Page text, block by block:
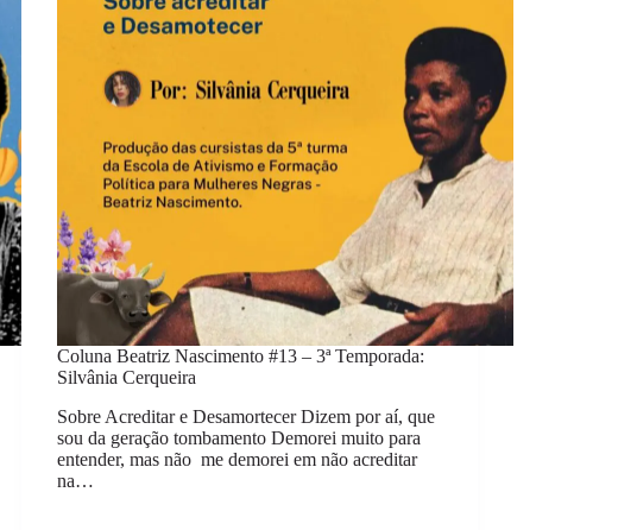
Coluna Beatriz Nascimento #13 – 3ª Temporada:
Silvânia Cerqueira
Sobre Acreditar e Desamortecer Dizem por aí, que
sou da geração tombamento Demorei muito para
entender, mas não me demorei em não acreditar
na…